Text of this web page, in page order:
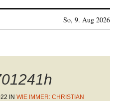
So, 9. Aug 2026
IN WIE IMMER: CHRISTIAN